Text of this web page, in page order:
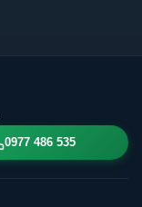
0977 486 535